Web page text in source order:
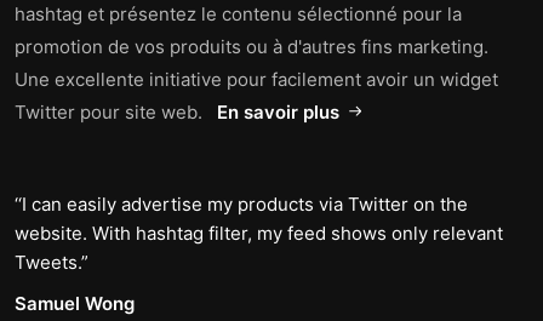
hashtag et présentez le contenu sélectionné pour la
promotion de vos produits ou à d'autres fins marketing.
Une excellente initiative pour facilement avoir un widget
Twitter pour site web. En savoir plus
I can easily advertise my products via Twitter on the
website. With hashtag filter, my feed shows only relevant
Tweets.
Samuel Wong